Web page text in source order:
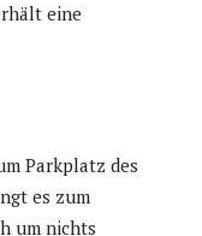
eine
Parkplatz des
es zum
um nichts